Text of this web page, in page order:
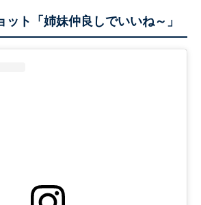
ット「姉妹仲良しでいいね～」